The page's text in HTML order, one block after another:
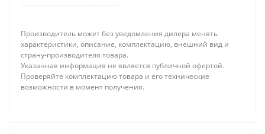
Производитель может без уведомления дилера менять
характеристики, описание, комплектацию, внешний вид и
страну-производителя товара.
Указанная информация не является публичной офертой.
Проверяйте комплектацию товара и его технические
возможности в момент получения.